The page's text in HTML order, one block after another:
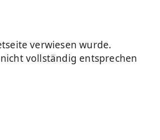
verwiesen wurde.
vollständig entsprechen